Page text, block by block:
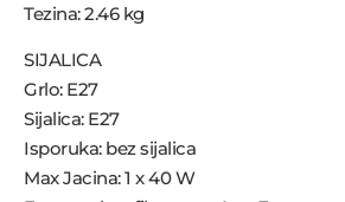
Tezina: 2.46 kg
SIJALICA
Grlo: E27
Sijalica: E27
Isporuka: bez sijalica
Max Jacina: 1 x 40 W